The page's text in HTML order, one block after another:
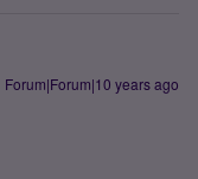
Forum|Forum|10 years ago